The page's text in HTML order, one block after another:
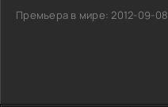
Премьера в мире: 2012-09-08